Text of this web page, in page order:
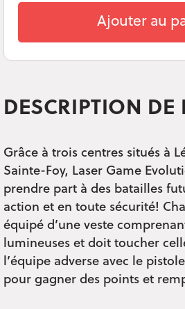
DESCRIPTION DE
Grâce à trois centres situés à
Sainte-Foy, Laser Game
prendre part à des batailles
action et en toute sécurité!
équipé d’une veste
lumineuses et doit toucher
l’équipe adverse avec le
pour gagner des points et
Ajouter au